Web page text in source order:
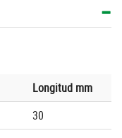
Longitud mm
30